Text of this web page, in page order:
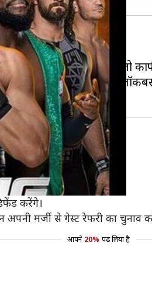
है।
का आयोजन कराया था जो
है। इस पीपीवी में कई सारे
जीती थी।
किया था।
करेंगे।
मर्जी से गेस्ट रेफरी का चुनाव
आपने 20% पढ़ लिया है